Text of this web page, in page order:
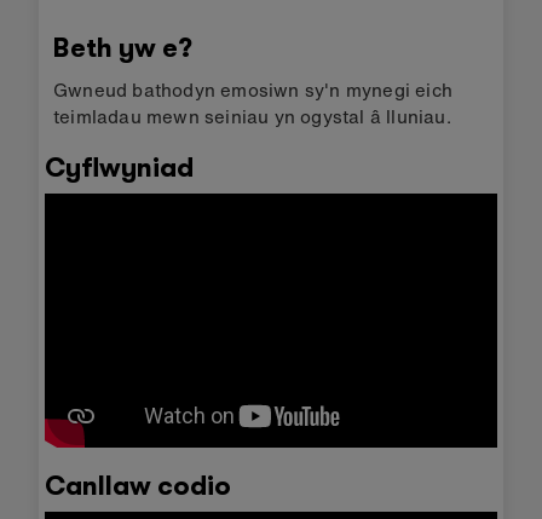
Beth yw e?
Gwneud bathodyn emosiwn sy'n mynegi eich
teimladau mewn seiniau yn ogystal â lluniau.
Cyflwyniad
Canllaw codio